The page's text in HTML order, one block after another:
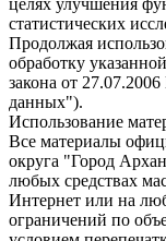
целях улучшения
статистических
Продолжая
обработку
закона от
данных").
Использование
Все материалы
округа "Город
любых средствах
Интернет или на
ограничений по